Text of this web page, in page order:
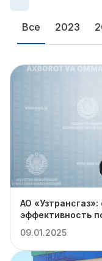
Все 2023
АО
эффективность
09.01.2025